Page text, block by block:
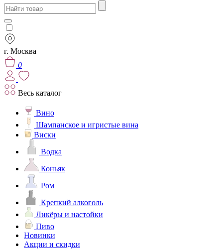
г. Москва
0
Весь каталог
Вино
Шампанское и игристые вина
Виски
Водка
Коньяк
Ром
Крепкий алкоголь
Ликёры и настойки
Пиво
Новинки
Акции и скидки